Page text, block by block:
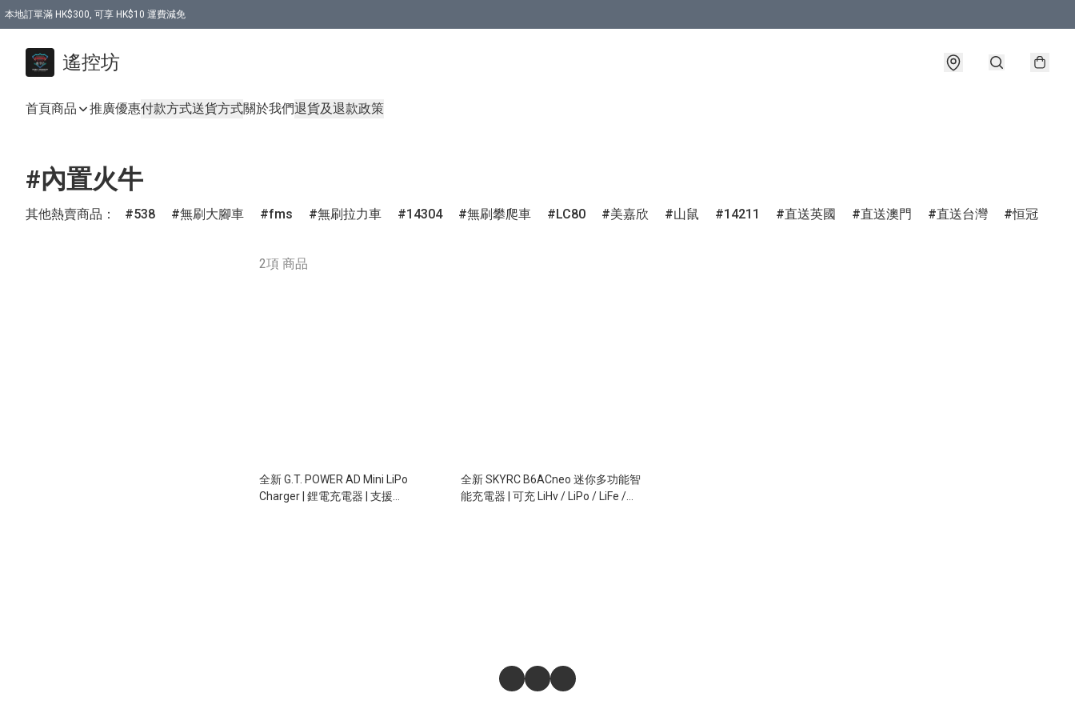
本地訂單滿 HK$300, 可享 HK$10 運費減免
遙控坊
首頁商品 推廣優惠付款方式送貨方式關於我們退貨及退款政策
#內置火牛
其他熱賣商品： 538 無刷大腳車 fms 無刷拉力車 14304 無刷攀爬車 LC80 美嘉欣 山鼠 14211 直送英國 直送澳門 直送台灣 恒冠
2項 商品
全新 G.T. POWER AD Mini LiPo
Charger | 鋰電充電器 | 支援
全新 SKYRC B6ACneo 迷你多功能智
能充電器 | 可充 LiHv / LiPo / LiFe /